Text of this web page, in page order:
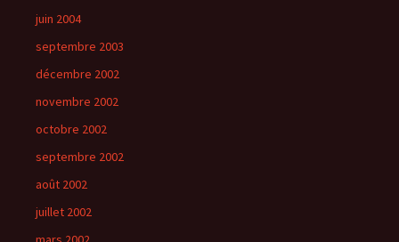
juin 2004
septembre 2003
décembre 2002
novembre 2002
octobre 2002
septembre 2002
août 2002
juillet 2002